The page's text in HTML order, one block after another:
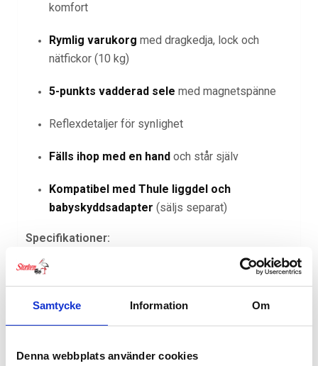
Samtycke Information Om
Denna webbplats använder cookies
komfort
Rymlig varukorg med dragkedja, lock och
nätfickor (10 kg)
5-punkts vadderad sele med magnetspänne
Reflexdetaljer för synlighet
Fälls ihop med en hand och står själv
Kompatibel med Thule liggdel och
babyskyddsadapter (säljs separat)
Specifikationer:
Mått hopfälld (LxBxH):88 x 79 x 34 cm
Sitthöjd:51 cm